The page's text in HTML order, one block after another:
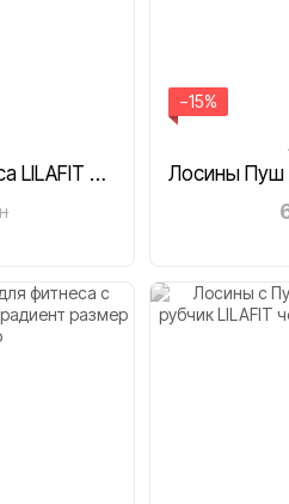
Лосины Пуш Ап для фитнеса LILAFIT серо-берюзовые градиент размер S
−15%